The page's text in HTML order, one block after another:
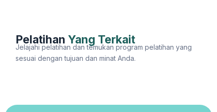
Pelatihan Yang Terkait
Jelajahi pelatihan dan temukan program pelatihan yang
sesuai dengan tujuan dan minat Anda.